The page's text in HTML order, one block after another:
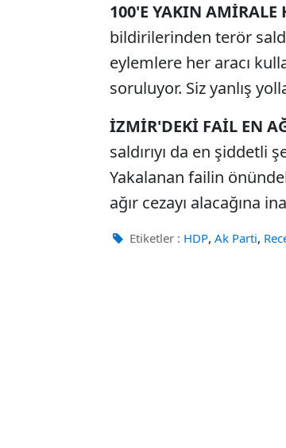
100'E YAKIN AMİRALE
bildirilerinden terör
eylemlere her aracı
soruluyor. Siz yanlış
İZMİR'DEKİ FAİL EN
saldırıyı da en şiddetli
Yakalanan failin
ağır cezayı alacağına
Etiketler : HDP, Ak Parti,